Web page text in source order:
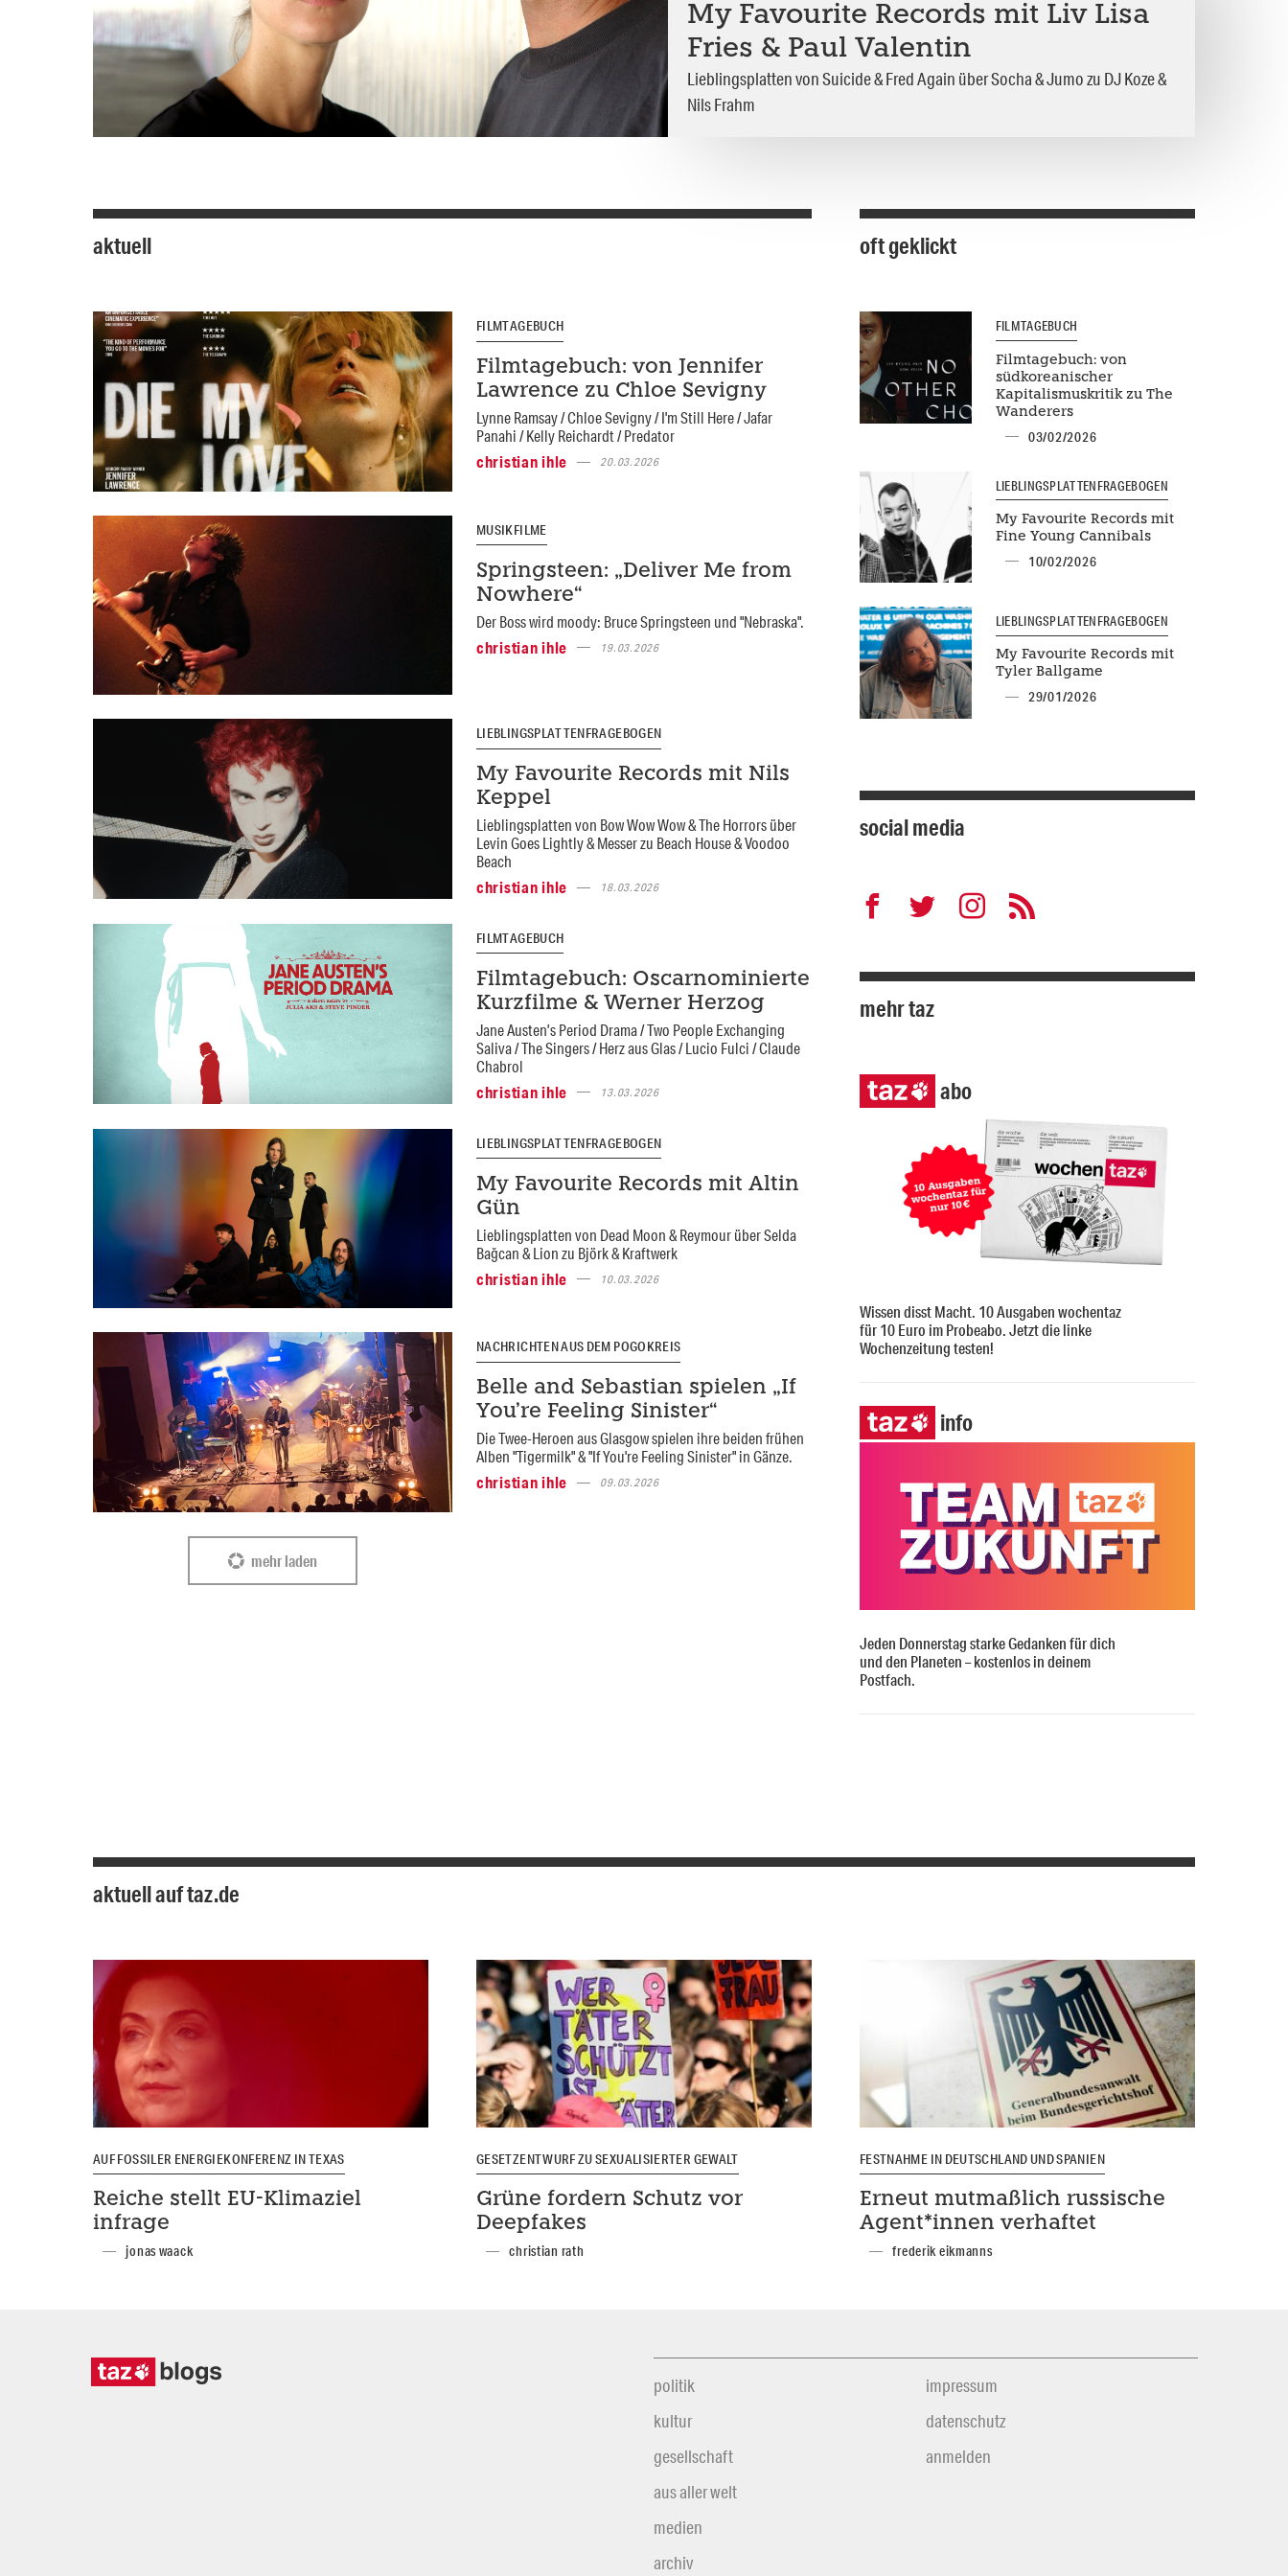
My Favourite Records mit Liv Lisa
Fries & Paul Valentin
Lieblingsplatten von Suicide & Fred Again über Socha & Jumo zu DJ Koze &
Nils Frahm
aktuell
FILMTAGEBUCH
Filmtagebuch: von Jennifer
Lawrence zu Chloe Sevigny
Lynne Ramsay / Chloe Sevigny / I'm Still Here / Jafar
Panahi / Kelly Reichardt / Predator
christian ihle
20.03.2026
MUSIKFILME
Springsteen: „Deliver Me from
Nowhere“
Der Boss wird moody: Bruce Springsteen und "Nebraska".
christian ihle
19.03.2026
LIEBLINGSPLATTENFRAGEBOGEN
My Favourite Records mit Nils
Keppel
Lieblingsplatten von Bow Wow Wow & The Horrors über
Levin Goes Lightly & Messer zu Beach House & Voodoo
Beach
christian ihle
18.03.2026
FILMTAGEBUCH
Filmtagebuch: Oscarnominierte
Kurzfilme & Werner Herzog
Jane Austen’s Period Drama / Two People Exchanging
Saliva / The Singers / Herz aus Glas / Lucio Fulci / Claude
Chabrol
christian ihle
13.03.2026
LIEBLINGSPLATTENFRAGEBOGEN
My Favourite Records mit Altin
Gün
Lieblingsplatten von Dead Moon & Reymour über Selda
Bağcan & Lion zu Björk & Kraftwerk
christian ihle
10.03.2026
NACHRICHTEN AUS DEM POGOKREIS
Belle and Sebastian spielen „If
You’re Feeling Sinister“
Die Twee-Heroen aus Glasgow spielen ihre beiden frühen
Alben "Tigermilk" & "If You're Feeling Sinister" in Gänze.
christian ihle
09.03.2026
mehr laden
oft geklickt
FILMTAGEBUCH
Filmtagebuch: von
südkoreanischer
Kapitalismuskritik zu The
Wanderers
03/02/2026
LIEBLINGSPLATTENFRAGEBOGEN
My Favourite Records mit
Fine Young Cannibals
10/02/2026
LIEBLINGSPLATTENFRAGEBOGEN
My Favourite Records mit
Tyler Ballgame
29/01/2026
social media
mehr taz
abo
Wissen disst Macht. 10 Ausgaben wochentaz
für 10 Euro im Probeabo. Jetzt die linke
Wochenzeitung testen!
info
Jeden Donnerstag starke Gedanken für dich
und den Planeten – kostenlos in deinem
Postfach.
aktuell auf taz.de
AUF FOSSILER ENERGIEKONFERENZ IN TEXAS
Reiche stellt EU-Klimaziel
infrage
jonas waack
GESETZENTWURF ZU SEXUALISIERTER GEWALT
Grüne fordern Schutz vor
Deepfakes
christian rath
FESTNAHME IN DEUTSCHLAND UND SPANIEN
Erneut mutmaßlich russische
Agen­t*in­nen verhaftet
frederik eikmanns
politik
kultur
gesellschaft
aus aller welt
medien
archiv
impressum
datenschutz
anmelden